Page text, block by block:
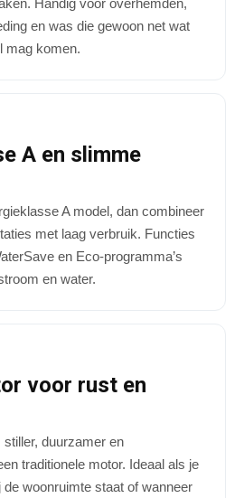
Handig voor overhemden,
en was die gewoon net wat
mag komen.
A en slimme
A model, dan combineer
met laag verbruik. Functies
en Eco-programma’s
en water.
voor rust en
duurzamer en
traditionele motor. Ideaal als je
woonruimte staat of wanneer